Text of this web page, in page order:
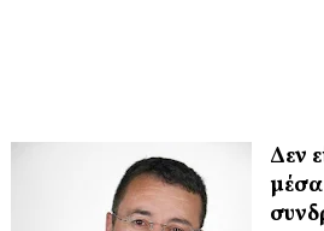
Δεν
μέσα